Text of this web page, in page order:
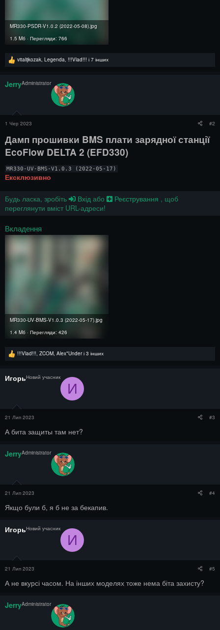
MR330-PSDR-V1.0.2 (2022-05-08).jpg
1.5 Mб · Перегляди: 766
Р
ц
vitalijkozak Legenda !!!Vlad!!! і 7 інших
JerryAdministrator
1 Чер 2023 #2
Дамп прошивки BMS плати зарядної станції
EcoFlow DELTA 2 (EFD330)​
MR330-UV-BMS-V1.0.3 (2022-05-17)
Ексклюзивно
Будь ласка, зробіть Вхід або Реєстрування , щоб
переглянути вміст URL-адреси!
Вкладення
MR330-UV-BMS-V1.0.3 (2022-05-17).jpg
1.4 Mб · Перегляди: 426
Р
ц
!!!Vlad!!!, ZCOM, Alex*Underі 3 інших
ИгорьНовий учасник
И
21 Лип 2023 #3
А бита защиты там нет?
JerryAdministrator
21 Лип 2023 #4
Якщо були б, я б не за бекапив.
ИгорьНовий учасник
И
21 Лип 2023 #5
А не вкурсі часом. На інших моделях тоже нема біта захисту?
JerryAdministrator